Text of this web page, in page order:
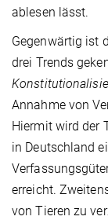
ablesen lässt.
Gegenwärtig ist
drei Trends
Annahme von
Hiermit wird der
in Deutschland
erreicht.
von Tieren zu